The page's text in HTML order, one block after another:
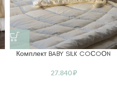
Комплект BABY SILK COСOОN
27.840₽